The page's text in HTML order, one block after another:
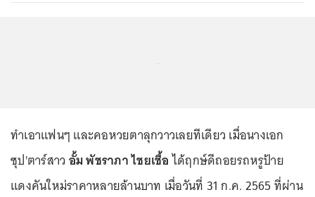
ทำเอาแฟนๆ และคอหวยตาลุกวาวเลยทีเดียว เมื่อนางเอก
ซุป'ตาร์สาว อั้ม พัชราภา ไชยเชื้อได้ฤกษ์ดีถอยรถหรูป้าย
แดงคันใหม่ราคาหลายล้านบาท เมื่อวันที่ 31 ก.ค. 2565 ที่ผ่าน